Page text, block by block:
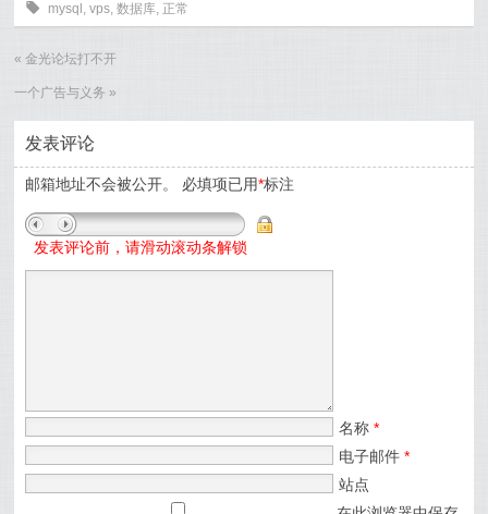
0 mysql ,vps,数据库, 正常
«金光论坛打不开
一个广告与义务 »
发表评论
邮箱地址不会被公开。 必填项已用*标注
发表评论前，请滑动滚动条解锁
名称*
电子邮件*
站点